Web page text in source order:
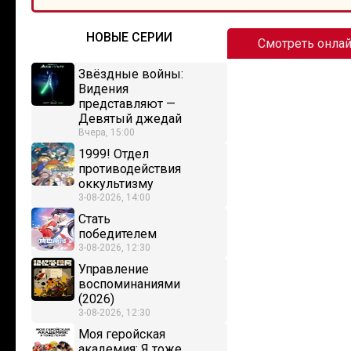
НОВЫЕ СЕРИИ
Звёздные войны:
Видения
представляют —
Девятый джедай
Вчера, 15:00
1999! Отдел
противодействия
оккультизму
3-08-2026, 14:00
Стать
победителем
3-08-2026, 12:30
Управление
воспоминаниями
(2026)
3-08-2026, 12:30
Моя геройская
Смотреть